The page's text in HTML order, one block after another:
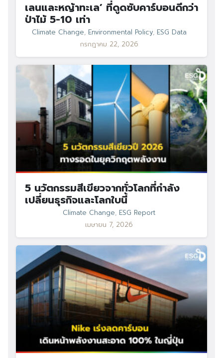
Search
Search
เลนและหญ้าทะเล’ ที่ดูดซับคาร์บอนดีกว่า
ป่าไม้ 5-10 เท่า
Climate Change, Environmental Policy, ESG Data
กรกฎาคม 22, 2026
5 นวัตกรรมสีเขียวจากทั่วโลกที่กำลัง
เปลี่ยนธุรกิจและโลกใบนี้
Climate Change, ESG Report
เมษายน 7, 2026